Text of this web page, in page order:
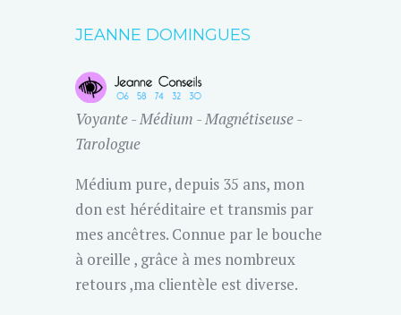
JEANNE DOMINGUES
Voyante - Médium - Magnétiseuse -
Tarologue
Médium pure, depuis 35 ans, mon
don est héréditaire et transmis par
mes ancêtres. Connue par le bouche
à oreille , grâce à mes nombreux
retours ,ma clientèle est diverse.